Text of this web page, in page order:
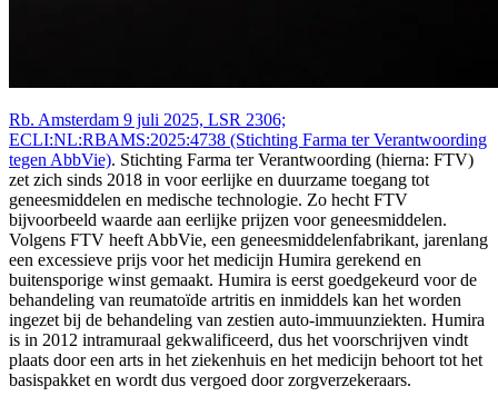
Rb. Amsterdam 9 juli 2025, LSR 2306;
ECLI:NL:RBAMS:2025:4738 (Stichting Farma ter Verantwoording
tegen AbbVie). Stichting Farma ter Verantwoording (hierna: FTV)
zet zich sinds 2018 in voor eerlijke en duurzame toegang tot
geneesmiddelen en medische technologie. Zo hecht FTV
bijvoorbeeld waarde aan eerlijke prijzen voor geneesmiddelen.
Volgens FTV heeft AbbVie, een geneesmiddelenfabrikant, jarenlang
een excessieve prijs voor het medicijn Humira gerekend en
buitensporige winst gemaakt. Humira is eerst goedgekeurd voor de
behandeling van reumatoïde artritis en inmiddels kan het worden
ingezet bij de behandeling van zestien auto-immuunziekten. Humira
is in 2012 intramuraal gekwalificeerd, dus het voorschrijven vindt
plaats door een arts in het ziekenhuis en het medicijn behoort tot het
basispakket en wordt dus vergoed door zorgverzekeraars.